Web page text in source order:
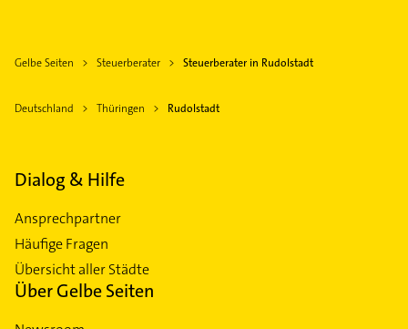
Gelbe Seiten Steuerberater Steuerberater in Rudolstadt
Deutschland Thüringen Rudolstadt
Dialog & Hilfe
Ansprechpartner
Häufige Fragen
Übersicht aller Städte
Über Gelbe Seiten